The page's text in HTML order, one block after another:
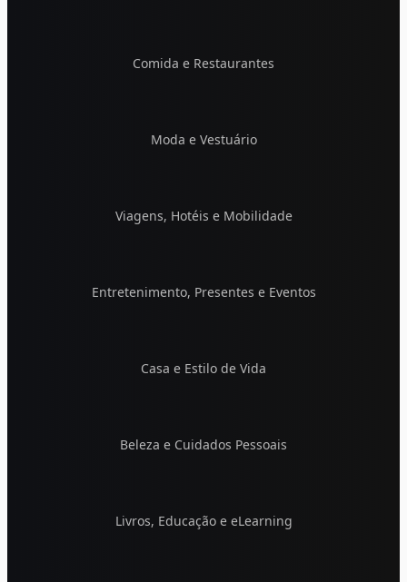
Comida e Restaurantes
Moda e Vestuário
Viagens, Hotéis e Mobilidade
Entretenimento, Presentes e Eventos
Casa e Estilo de Vida
Beleza e Cuidados Pessoais
Livros, Educação e eLearning